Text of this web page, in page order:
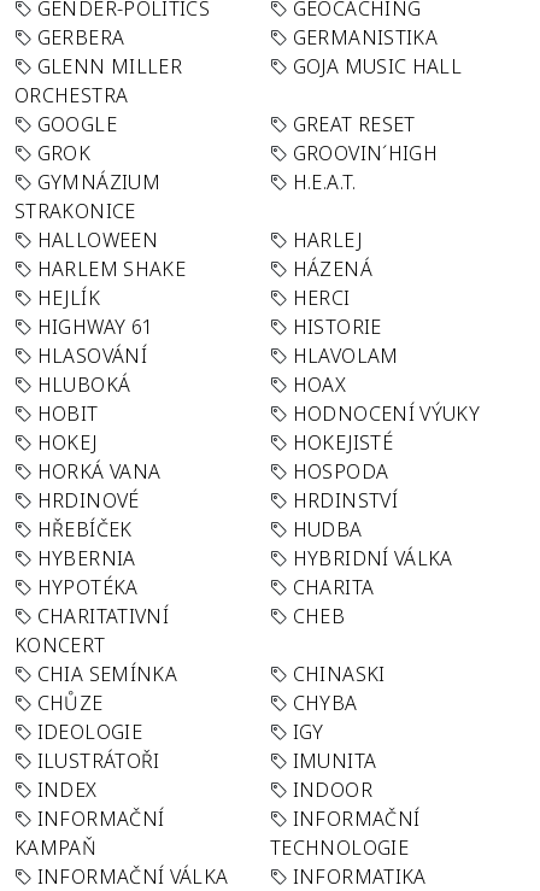
GENDER-POLITICS
GEOCACHING
GERBERA
GERMANISTIKA
GLENN MILLER
ORCHESTRA
GOJA MUSIC HALL
GOOGLE
GREAT RESET
GROK
GROOVIN´HIGH
GYMNÁZIUM
STRAKONICE
H.E.A.T.
HALLOWEEN
HARLEJ
HARLEM SHAKE
HÁZENÁ
HEJLÍK
HERCI
HIGHWAY 61
HISTORIE
HLASOVÁNÍ
HLAVOLAM
HLUBOKÁ
HOAX
HOBIT
HODNOCENÍ VÝUKY
HOKEJ
HOKEJISTÉ
HORKÁ VANA
HOSPODA
HRDINOVÉ
HRDINSTVÍ
HŘEBÍČEK
HUDBA
HYBERNIA
HYBRIDNÍ VÁLKA
HYPOTÉKA
CHARITA
CHARITATIVNÍ
KONCERT
CHEB
CHIA SEMÍNKA
CHINASKI
CHŮZE
CHYBA
IDEOLOGIE
IGY
ILUSTRÁTOŘI
IMUNITA
INDEX
INDOOR
INFORMAČNÍ
KAMPAŇ
INFORMAČNÍ
TECHNOLOGIE
INFORMAČNÍ VÁLKA
INFORMATIKA